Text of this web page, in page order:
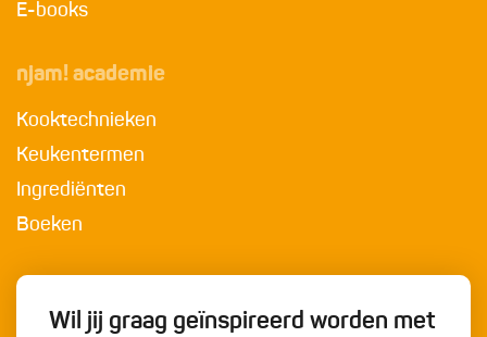
E-books
njam! academie
Kooktechnieken
Keukentermen
Ingrediënten
Boeken
Wil jij graag geïnspireerd worden met